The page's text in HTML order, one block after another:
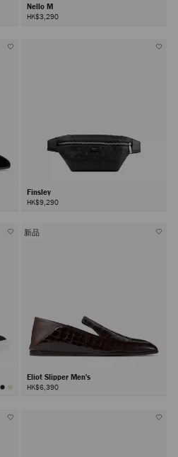
Nello M
HK$3,290
Finsley
HK$9,290
新品
Eliot Slipper Men's
HK$6,390